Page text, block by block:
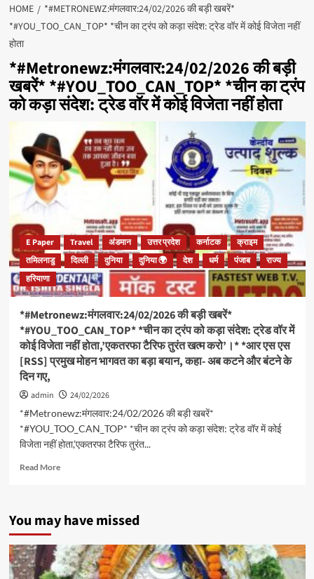
HOME
*#METRONEWZ:मंगलवार:24/02/2026 की बड़ी खबरें*
*#YOU_TOO_CAN_TOP* *चीन का ट्रंप को कड़ा संदेश: ट्रेड वॉर में कोई विजेता नहीं
होता
*#Metronewz:मंगलवार:24/02/2026 की बड़ी
खबरें* *#YOU_TOO_CAN_TOP* *चीन का ट्रंप
को कड़ा संदेश: ट्रेड वॉर में कोई विजेता नहीं होता
E Paper Travel अंडमान उत्तर प्रदेश कर्नाटक
क्राइम
तमिलनाडु
दिल्ली दुनिया दुनिया 🌍 देश धर्म पंजाब
राज्य
हरियाणा
*#Metronewz:मंगलवार:24/02/2026 की बड़ी खबरें*
*#YOU_TOO_CAN_TOP* *चीन का ट्रंप को कड़ा संदेश: ट्रेड वॉर में
कोई विजेता नहीं होता,’एकतरफा टैरिफ तुरंत खत्म करो’।* *आर एस एस
[RSS] प्रमुख मोहन भागवत का बड़ा बयान, कहा- अब कटने और बंटने के
दिन गए,
admin
24/02/2026
*#Metronewz:मंगलवार:24/02/2026 की बड़ी खबरें*
*#YOU_TOO_CAN_TOP* *चीन का ट्रंप को कड़ा संदेश: ट्रेड वॉर में कोई
विजेता नहीं होता,’एकतरफा टैरिफ तुरंत...
Read MoreRead
की
खबरें*
*#YOU_TOO_CAN_TOP*
*चीन
You may have missed